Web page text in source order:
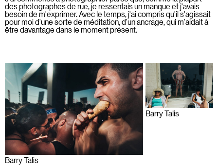
des photographes de rue, je ressentais un manque et j'avais
besoin de m'exprimer. Avec le temps, j'ai compris qu'il s'agissait
pour moi d'une sorte de méditation, d'un ancrage, qui m'aidait à
être davantage dans le moment présent.
Barry Talis
Barry Talis